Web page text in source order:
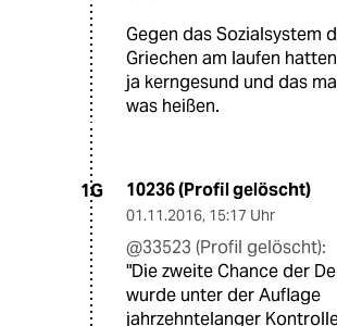
Gegen das Sozialsystem
Griechen am laufen
ja kerngesund und das
was heißen.
1G 10236 (Profil gelöscht)
01.11.2016, 15:17 Uhr
@33523 (Profil gelöscht):
"Die zweite Chance der
wurde unter der Auflage
jahrzehntelanger